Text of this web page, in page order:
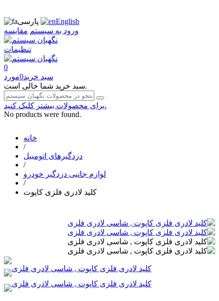
پارسی
English
ورود به سیستم مقایسه
تنظیمات
0
سبد خرید0مورد
سبد خرید شما خالی است.
برای محصولات بیشتر کلیک کنید.
No products were found.
خانه
/
دزدگیرهای اتومبیل
/
لوازم جانبی دزدگیر خودرو
/
کلید لادری فلزی کاپوت